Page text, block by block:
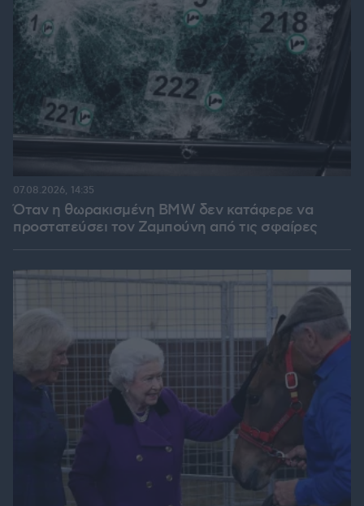
Όταν η θωρακισμένη BMW δεν κατάφερε να
προστατεύσει τον Ζαμπούνη από τις σφαίρες
07.08.2026, 14:35